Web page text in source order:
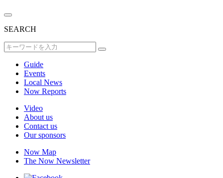
SEARCH
Guide
Events
Local News
Now Reports
Video
About us
Contact us
Our sponsors
Now Map
The Now Newsletter